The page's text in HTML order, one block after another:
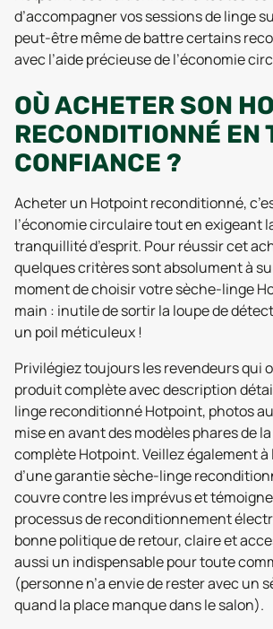
d’accompagner vos sessions de linge
peut-être même de battre certains
avec l’aide précieuse de l’économie
OÙ ACHETER SON
RECONDITIONNÉ EN
CONFIANCE ?
Acheter un Hotpoint reconditionné,
l’économie circulaire tout en exigeant
tranquillité d’esprit. Pour réussir cet
quelques critères sont absolument à
moment de choisir votre sèche-linge
main : inutile de sortir la loupe de
un poil méticuleux !
Privilégiez toujours les revendeurs qui
produit complète avec description
linge reconditionné Hotpoint, photos
mise en avant des modèles phares de
complète Hotpoint. Veillez également à
d’une garantie sèche-linge
couvre contre les imprévus et
processus de reconditionnement
bonne politique de retour, claire et
aussi un indispensable pour toute
(personne n’a envie de rester avec un
quand la place manque dans le salon).